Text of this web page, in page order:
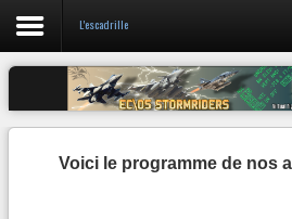
Login
Register
L'escadrille
Voici le programme de nos